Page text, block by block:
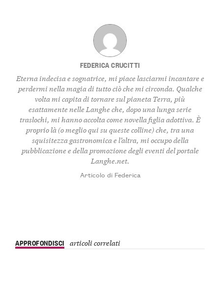
FEDERICA CRUCITTI
Eterna indecisa e sognatrice, mi piace lasciarmi incantare e
perdermi nella magia di tutto ciò che mi circonda. Qualche
volta mi capita di tornare sul pianeta Terra, più
esattamente nelle Langhe che, dopo una lunga serie
traslochi, mi hanno accolta come novella figlia adottiva. È
proprio là (o meglio qui su queste colline) che, tra una
squisitezza gastronomica e l’altra, mi occupo della
pubblicazione e della promozione degli eventi del portale
Langhe.net.
Articolo di Federica
APPROFONDISCI articoli correlati